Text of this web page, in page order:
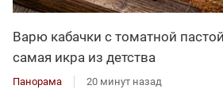
Варю кабачки с томатной
самая икра из детства
Панорама 20 минут назад